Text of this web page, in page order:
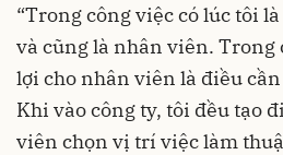
“Trong công việc có lúc tôi
và cũng là nhân viên. Trong
lợi cho nhân viên là điều
Khi vào công ty, tôi đều tạo
viên chọn vị trí việc làm